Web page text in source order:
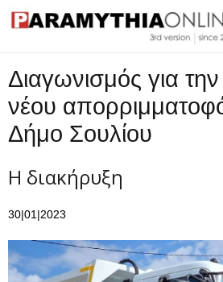
Διαγωνισμός για
νέου
Δήμο Σουλίου
Η διακήρυξη
30|01|2023